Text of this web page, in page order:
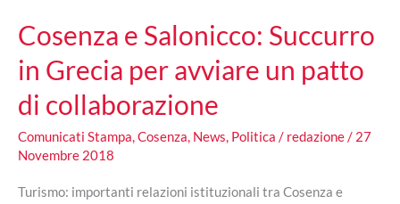
Cosenza e Salonicco: Succurro
in Grecia per avviare un patto
di collaborazione
Comunicati Stampa,Cosenza, News, Politica / redazione/ 27
Novembre 2018
Turismo: importanti relazioni istituzionali tra Cosenza e